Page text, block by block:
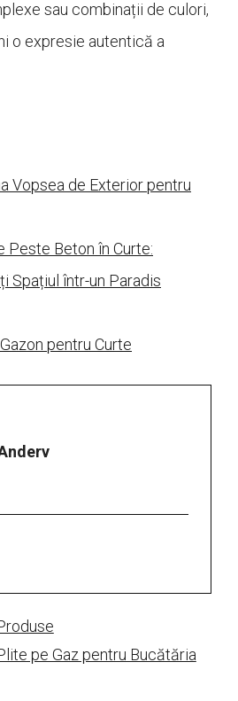
sau combinații de culori,
o expresie autentică a
Vopsea de Exterior pentru
Peste Beton în Curte:
Spațiul într-un Paradis
pentru Curte
pe Gaz pentru Bucătăria